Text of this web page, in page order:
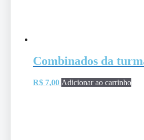
Combinados da
R$7,00 Adicionar ao carrinho